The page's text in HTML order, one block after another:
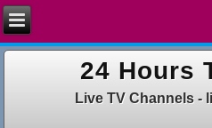
24 Hours
Live TV Channels -